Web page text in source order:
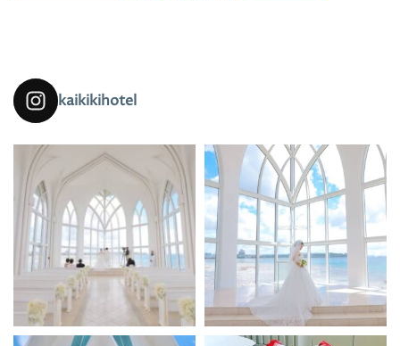
kaikikihotel